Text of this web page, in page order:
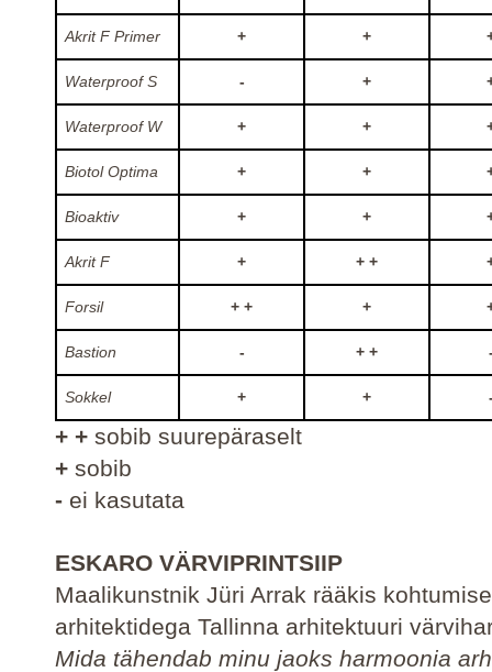
Akrit F Primer + +
Waterproof S - +
Waterproof W + +
Biotol Optima + +
Bioaktiv + +
Akrit F + + +
Forsil + + +
Bastion - + +
Sokkel + +
+ + sobib suurepäraselt
+ sobib
- ei kasutata
ESKARO VÄRVIPRINTSIIP
Maalikunstnik Jüri Arrak rääkis
arhitektidega Tallinna arhitektuuri
Mida tähendab minu jaoks harmoonia